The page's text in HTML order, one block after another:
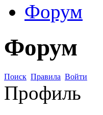
Форум
Форум
Поиск Правила Войти
Профиль